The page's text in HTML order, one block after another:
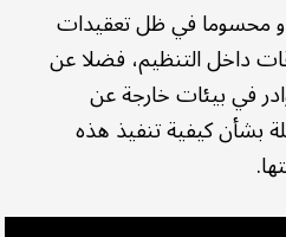
محسوما في ظل تعقيدات
داخل التنظيم، فضلا عن
في بيئات خارجة عن
بشأن كيفية تنفيذ هذه